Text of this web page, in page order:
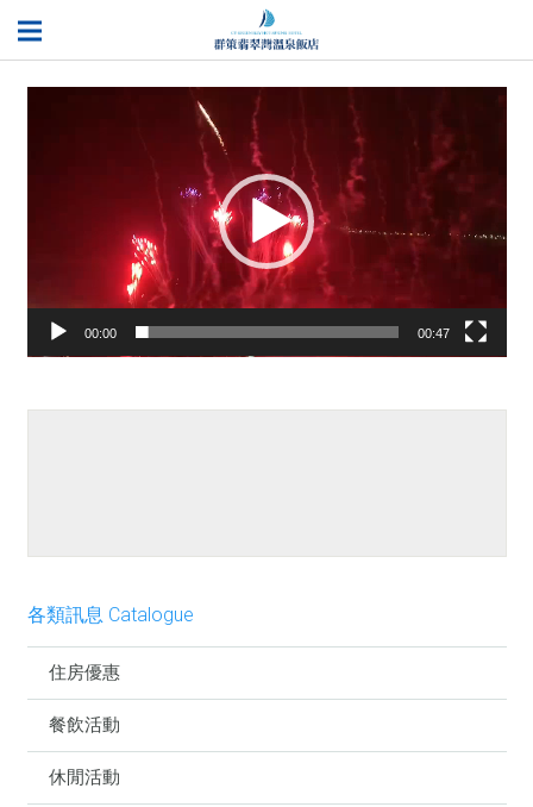
00:00 00:47
各類訊息 Catalogue
住房優惠
餐飲活動
休閒活動